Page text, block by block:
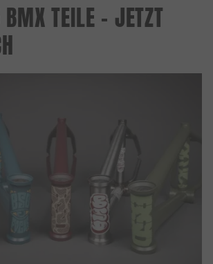
TEILE - JETZT